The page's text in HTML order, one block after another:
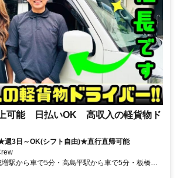
可能 日払いOK 高収入の軽貨物ド
週3日～OK(シフト自由)★直行直帰可能
駅から車で5分・高島平駅から車で5分・板橋駅